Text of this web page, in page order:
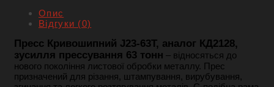
Опис
Відгуки (0)
Пресс Кривошипний J23-63T, аналог КД2128,
зусилля прессування 63 тонн – відносяться до
нового покоління листової обробки металлу. Прес
призначений для різання, штампування, вирубування,